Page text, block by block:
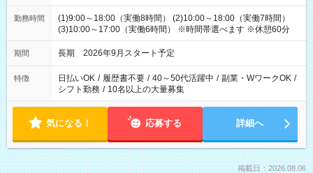
勤務時間
(1)9:00～18:00（実働8時間） (2)10:00～18:00（実働7時間）
(3)10:00～17:00（実働6時間） ※時間帯選べます ※休憩60分
期間 長期 2026年9月スタート予定
特徴 日払いOK / 履歴書不要 / 40～50代活躍中 / 副業・WワークOK /
シフト勤務 / 10名以上の大量募集
気になる！ 応募する 詳細へ
掲載日：2026.08.06